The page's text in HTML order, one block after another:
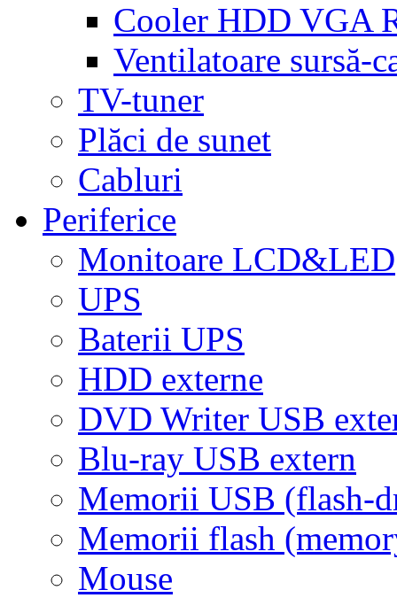
Cooler HDD VGA
Ventilatoare sursă-
TV-tuner
Plăci de sunet
Cabluri
Periferice
Monitoare LCD&LED
UPS
Baterii UPS
HDD externe
DVD Writer USB
Blu-ray USB extern
Memorii USB (flash-
Memorii flash
Mouse